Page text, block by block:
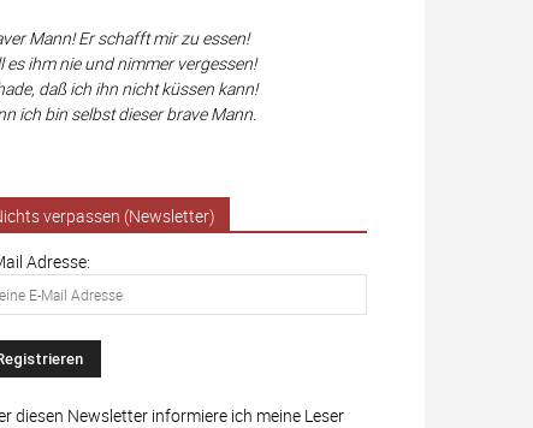
Mann! Er schafft mir zu essen!
es ihm nie und nimmer vergessen!
daß ich ihn nicht küssen kann!
ich bin selbst dieser brave Mann.
verpassen (Newsletter)
Adresse:
diesen Newsletter informiere ich meine Leser